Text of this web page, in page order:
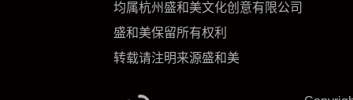
均属杭州盛和美文化创意有限公司
盛和美保留所有权利
转载请注明来源盛和美